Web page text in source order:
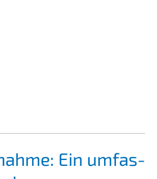
Ein umfas­